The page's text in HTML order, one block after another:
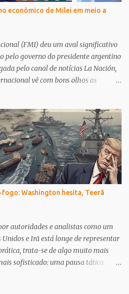
de coordenação entre governos,
para acelerar o progresso. “O
Parcerias entre governos,
privado e outros stakeholders.” ...
econômico de Milei em meio a
(FMI) deu um aval significativo
pelo governo do presidente argentino
pelo canal de notícias La Nación,
vê com bons olhos as
do FMI pode ser interpretada como
busca por estabilidade econômica,
as preocupações levantadas por
argentina. As políticas de Milei, que
públicos e subsídios, têm
e Protestos Marcando o Cenário
a Argentina tem sido palco de
Infobae, em sua cobertura de 15 de
na Faculdade de Odontologia da
Aires) e um...
fogo: Washington hesita, Teerã
autoridades e analistas como um
Unidos e Irã está longe de representar
trata-se de algo muito mais
sofisticado: uma pausa tática